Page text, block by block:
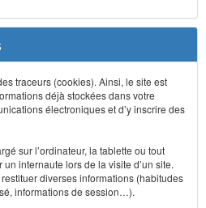
traceurs (cookies). Ainsi, le site est
déjà stockées dans votre
électroniques et d’y inscrire des
sur l’ordinateur, la tablette ou tout
internaute lors de la visite d’un site.
diverses informations (habitudes
informations de session…).